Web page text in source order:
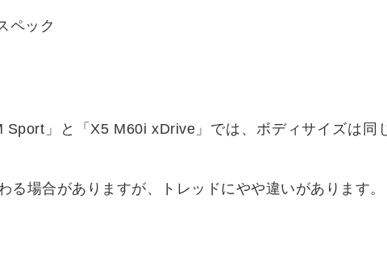
Sport」と「X5 M60i xDrive」では、ボディサイズは同
る場合がありますが、トレッドにやや違いがあります。